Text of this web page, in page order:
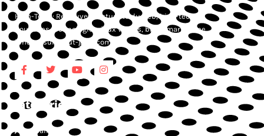
High-Tech : Retrouvez l’actualité du web, high-tech,
nouvelles technologies, jeux vidéos, blog smartphone,
iphone, sur Atout-geek.com.
Catégories
Actualités